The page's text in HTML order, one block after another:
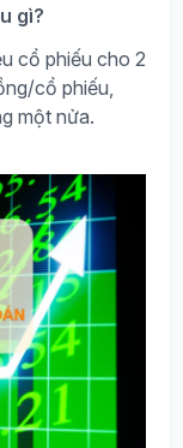
gì?
cổ phiếu cho 2
cổ phiếu,
một nửa.